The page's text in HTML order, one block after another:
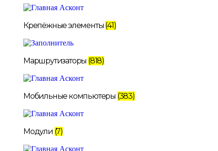
Крепёжные элементы (41)
Маршрутизаторы (818)
Мобильные компьютеры (383)
Модули (7)